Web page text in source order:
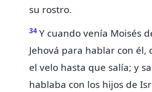
su rostro.
34 Y cuando venía Moisés
Jehová para hablar con él,
el velo hasta que salía; y
hablaba con los hijos de